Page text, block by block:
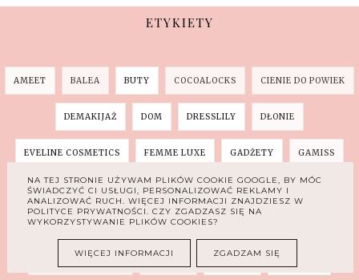
ETYKIETY
AMEET BALEA BUTY COCOALOCKS CIENIE DO POWIEK
DEMAKIJAŻ DOM DRESSLILY DŁONIE
EVELINE COSMETICS FEMME LUXE GADŻETY GAMISS
HAUL LAKIERY DO PAZNKOCI LIFESTYLE MAKIJAŻ
MANICURE MASECZKA MIELNO
MORZE BAŁTYCKIE PERFUMY
NA TEJ STRONIE UŻYWAM PLIKÓW COOKIE GOOGLE, BY MÓC
ŚWIADCZYĆ CI USŁUGI, PERSONALIZOWAĆ REKLAMY I
ANALIZOWAĆ RUCH. WIĘCEJ INFORMACJI ZNAJDZIESZ W
POLITYCE PRYWATNOŚCI. CZY ZGADZASZ SIĘ NA
WYKORZYSTYWANIE PLIKÓW COOKIES?
WIĘCEJ INFORMACJI ZGADZAM SIĘ